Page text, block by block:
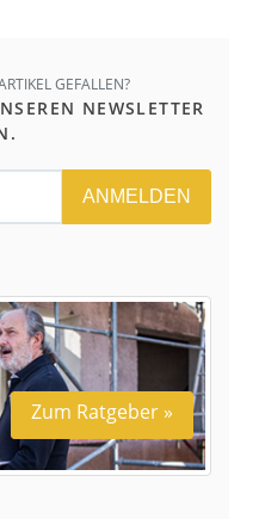
GEFALLEN?
NEWSLETTER
ANMELDEN
Zum Ratgeber »